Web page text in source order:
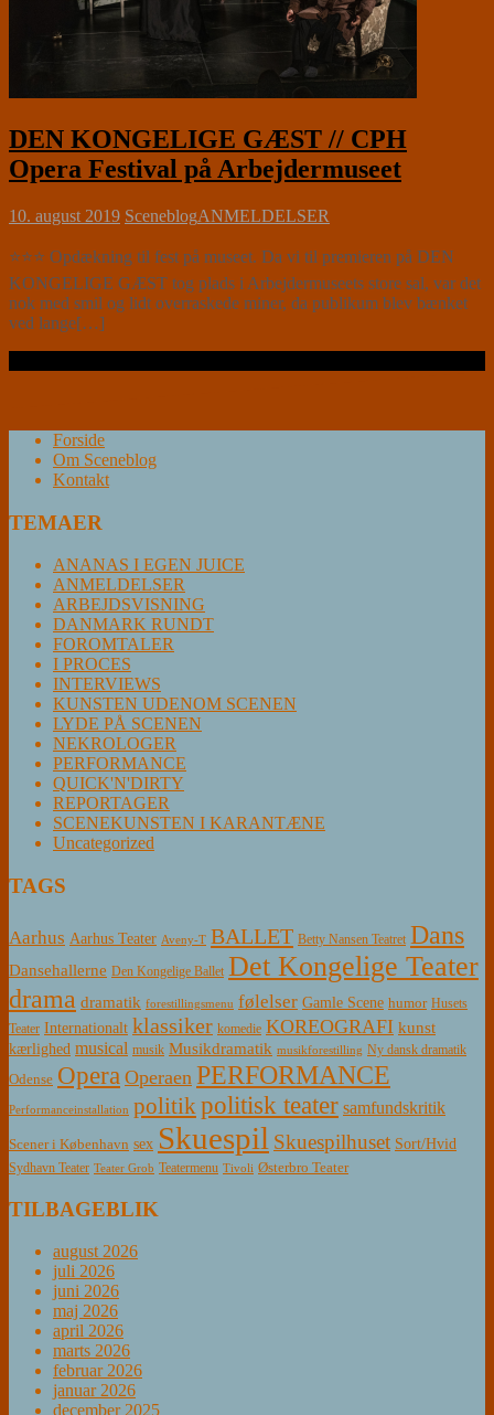
DEN KONGELIGE GÆST // CPH
Opera Festival på Arbejdermuseet
10. august 2019 SceneblogANMELDELSER
⭐⭐⭐ Opdækning til fest på museet. Da vi til premieren på DEN
KONGELIGE GÆST tog plads i Arbejdermuseets store sal, var det
nok med smil og lidt overraskede miner, da publikum blev bænket
ved lange[…]
Forside
Om Sceneblog
Kontakt
TEMAER
ANANAS I EGEN JUICE
ANMELDELSER
ARBEJDSVISNING
DANMARK RUNDT
FOROMTALER
I PROCES
INTERVIEWS
KUNSTEN UDENOM SCENEN
LYDE PÅ SCENEN
NEKROLOGER
PERFORMANCE
QUICK'N'DIRTY
REPORTAGER
SCENEKUNSTEN I KARANTÆNE
Uncategorized
TAGS
Aarhus Aarhus Teater Aveny-T BALLET Betty Nansen Teatret Dans
Dansehallerne Den Kongelige Ballet Det Kongelige Teater
drama dramatik forestillingsmenu følelser Gamle Scene humor Husets
Teater Internationalt klassiker komedie KOREOGRAFI kunst
kærlighed musical musik Musikdramatik musikforestilling Ny dansk dramatik
Odense Opera Operaen PERFORMANCE
Performanceinstallation politikpolitisk teater samfundskritik
Scener i København sex Skuespil Skuespilhuset Sort/Hvid
Sydhavn Teater Teater Grob Teatermenu Tivoli Østerbro Teater
TILBAGEBLIK
august 2026
juli 2026
juni 2026
maj 2026
april 2026
marts 2026
februar 2026
januar 2026
december 2025